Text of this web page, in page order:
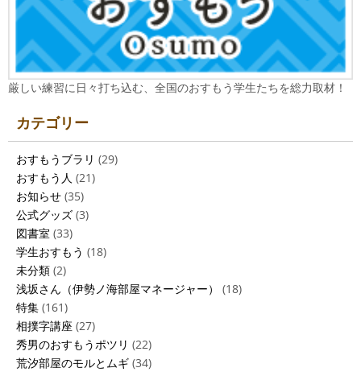
厳しい練習に日々打ち込む、全国のおすもう学生たちを総力取材！
カテゴリー
おすもうブラリ (29)
おすもう人 (21)
お知らせ (35)
公式グッズ (3)
図書室 (33)
学生おすもう (18)
未分類 (2)
浅坂さん（伊勢ノ海部屋マネージャー）
(18)
特集 (161)
相撲字講座 (27)
秀男のおすもうポツリ (22)
荒汐部屋のモルとムギ (34)